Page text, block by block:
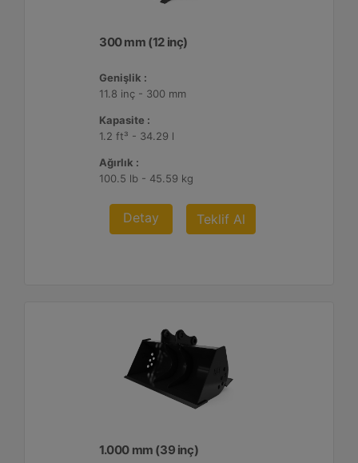
300 mm (12 inç)
Genişlik :
11.8 inç - 300 mm
Kapasite :
1.2 ft³ - 34.29 l
Ağırlık :
100.5 lb - 45.59 kg
Detay Teklif Al
1.000 mm (39 inç)